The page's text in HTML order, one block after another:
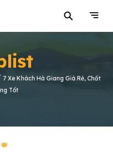
⚲
7 Xe Khách Hà Giang Giá Rẻ, Chất
Tốt